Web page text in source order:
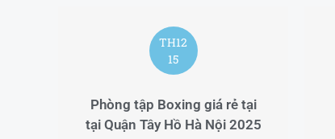
Dịch vụ lân sư rồng chất
lượng tại Hát Môn Hà Nội